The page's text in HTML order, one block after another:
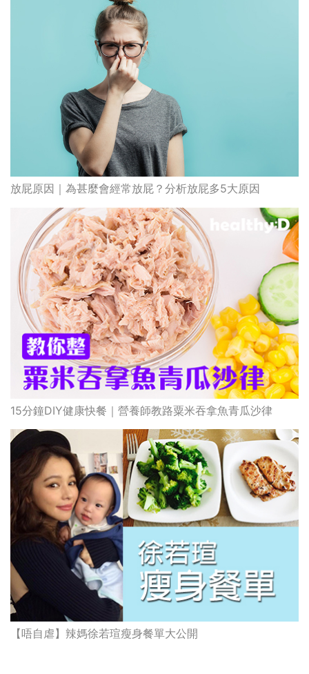
放屁原因｜為甚麼會經常放屁？分析放屁多5大原因
15分鐘DIY健康快餐｜營養師教路粟米吞拿魚青瓜沙律
【唔自虐】辣媽徐若瑄瘦身餐單大公開